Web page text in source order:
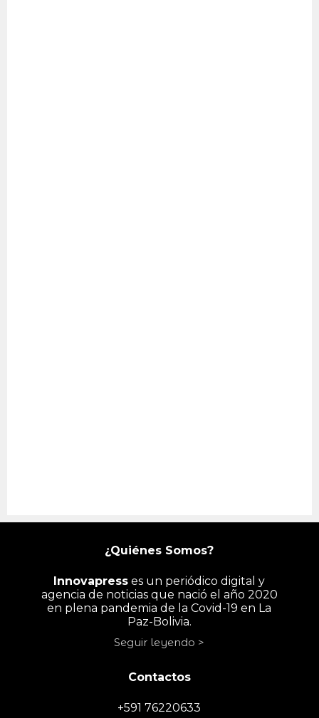
¿Quiénes Somos?
Innovapress es un periódico digital y
agencia de noticias que nació el año 2020
en plena pandemia de la Covid-19 en La
Paz-Bolivia.
Seguir leyendo >
Contactos
+591 76220633